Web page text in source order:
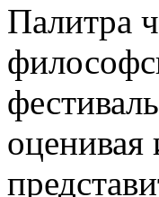
Палитра
оценивая